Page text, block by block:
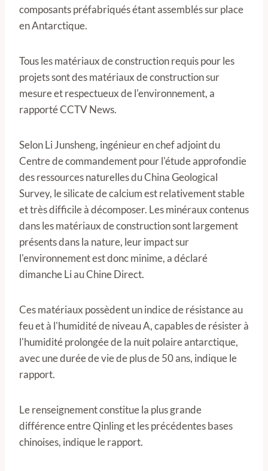
composants préfabriqués étant assemblés sur place
en Antarctique.
Tous les matériaux de construction requis pour les
projets sont des matériaux de construction sur
mesure et respectueux de l'environnement, a
rapporté CCTV News.
Selon Li Junsheng, ingénieur en chef adjoint du
Centre de commandement pour l'étude approfondie
des ressources naturelles du China Geological
Survey, le silicate de calcium est relativement stable
et très difficile à décomposer. Les minéraux contenus
dans les matériaux de construction sont largement
présents dans la nature, leur impact sur
l'environnement est donc minime, a déclaré
dimanche Li au Chine Direct.
Ces matériaux possèdent un indice de résistance au
feu et à l'humidité de niveau A, capables de résister à
l'humidité prolongée de la nuit polaire antarctique,
avec une durée de vie de plus de 50 ans, indique le
rapport.
Le renseignement constitue la plus grande
différence entre Qinling et les précédentes bases
chinoises, indique le rapport.